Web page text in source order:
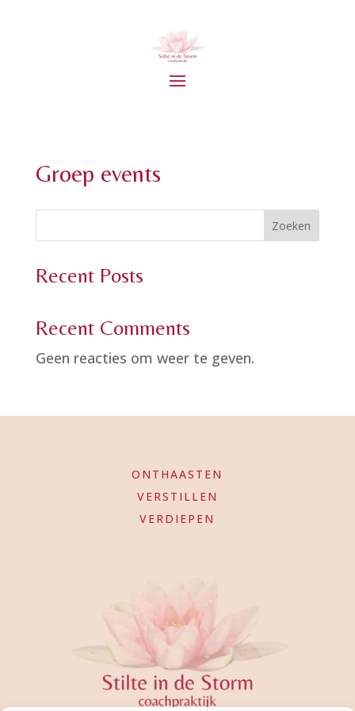
Groep events
Zoeken
Recent Posts
Recent Comments
Geen reacties om weer te geven.
ONTHAASTEN
VERSTILLEN
VERDIEPEN